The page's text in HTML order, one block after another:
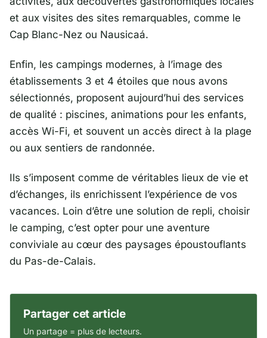
et aux visites des sites remarquables, comme le
Cap Blanc-Nez ou Nausicaá.
Enfin, les campings modernes, à l’image des
établissements 3 et 4 étoiles que nous avons
sélectionnés, proposent aujourd’hui des services
de qualité : piscines, animations pour les enfants,
accès Wi-Fi, et souvent un accès direct à la plage
ou aux sentiers de randonnée.
Ils s’imposent comme de véritables lieux de vie et
d’échanges, ils enrichissent l’expérience de vos
vacances. Loin d’être une solution de repli, choisir
le camping, c’est opter pour une aventure
conviviale au cœur des paysages époustouflants
du Pas-de-Calais.
Partager cet article
Un partage = plus de lecteurs.